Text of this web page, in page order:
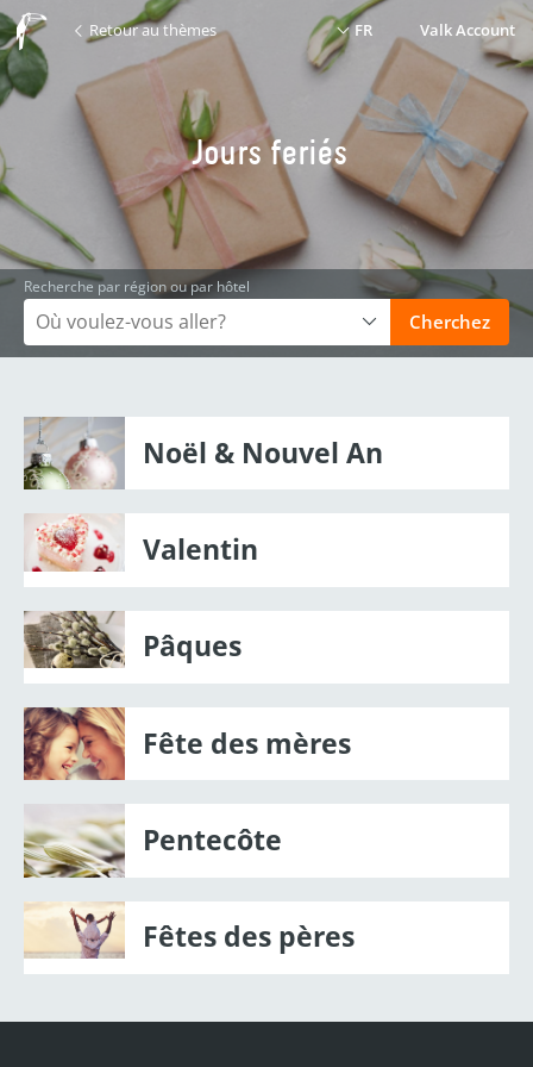
Retour au thèmes FR Valk Account
Jours feriés
Recherche par région ou par hôtel
Cherchez
Noël & Nouvel An
Valentin
Pâques
Fête des mères
Pentecôte
Fêtes des pères